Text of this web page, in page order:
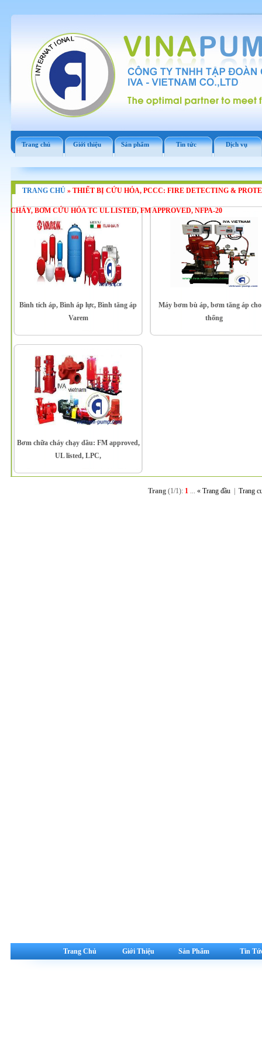
Trang chủ Giới thiệu Sản phẩm Tin tức Dịch vụ
TRANG CHỦ» THIẾT BỊ CỨU HỎA, PCCC: FIRE DETECTING &
CHÁY, BƠM CỨU HỎA TC UL LISTED, FM APPROVED, NFPA-20
Bình tích áp, Bình áp lực, Bình tăng áp
Varem
Máy bơm bù áp, bơm tăng áp cho
thống
Bơm chữa cháy chạy dầu: FM approved,
UL listed, LPC,
Trang (1/1):1 ... « Trang đầu Trang
Trang Chủ Giới Thiệu Sản Phẩm Tin